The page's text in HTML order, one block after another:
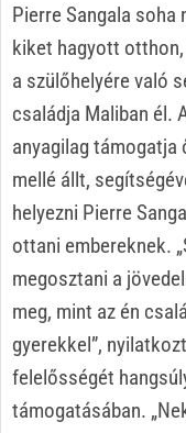
Pierre Sangala
kiket hagyott
a szülőhelyére való
családja Maliban él.
anyagilag támogatja
mellé állt,
helyezni Pierre
ottani embereknek.
megosztani a
meg, mint az én
gyerekkel”,
felelősségét
támogatásában.